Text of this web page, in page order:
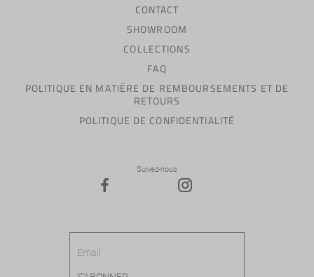
CONTACT
SHOWROOM
COLLECTIONS
FAQ
POLITIQUE EN MATIÈRE DE REMBOURSEMENTS ET DE
RETOURS
POLITIQUE DE CONFIDENTIALITÉ
Suivez-nous